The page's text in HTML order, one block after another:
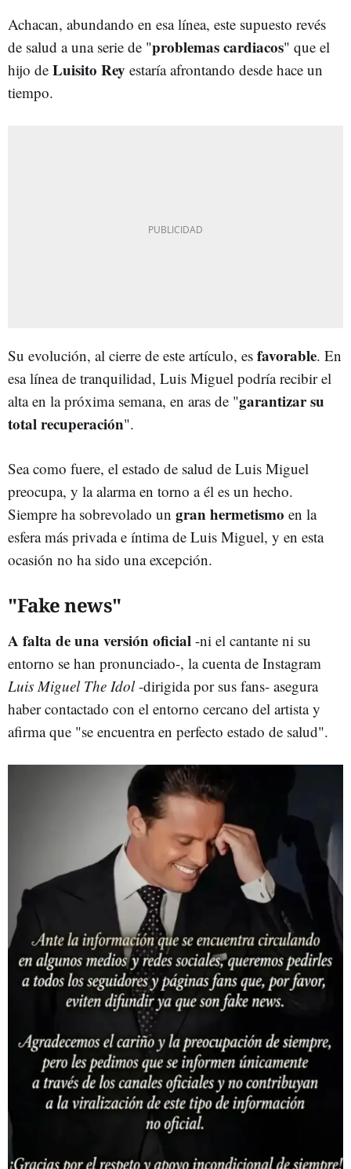
Achacan, abundando en esa línea, este supuesto revés
de salud a una serie de "problemas cardiacos" que el
hijo de Luisito Rey estaría afrontando desde hace un
tiempo.
Su evolución, al cierre de este artículo, es favorable. En
esa línea de tranquilidad, Luis Miguel podría recibir el
alta en la próxima semana, en aras de "garantizar su
total recuperación".
Sea como fuere, el estado de salud de Luis Miguel
preocupa, y la alarma en torno a él es un hecho.
Siempre ha sobrevolado un gran hermetismo en la
esfera más privada e íntima de Luis Miguel, y en esta
ocasión no ha sido una excepción.
"Fake news"
A falta de una versión oficial -ni el cantante ni su
entorno se han pronunciado-, la cuenta de Instagram
Luis Miguel The Idol-dirigida por sus fans- asegura
haber contactado con el entorno cercano del artista y
afirma que "se encuentra en perfecto estado de salud".